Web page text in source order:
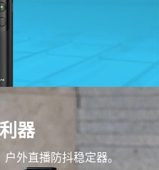
器
外直播防抖稳定器。